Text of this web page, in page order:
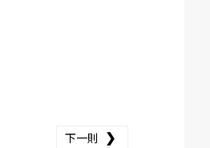
下一則 ❯